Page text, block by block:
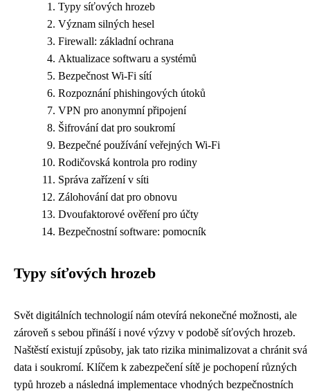
Typy síťových hrozeb
Význam silných hesel
Firewall: základní ochrana
Aktualizace softwaru a systémů
Bezpečnost Wi-Fi sítí
Rozpoznání phishingových útoků
VPN pro anonymní připojení
Šifrování dat pro soukromí
Bezpečné používání veřejných Wi-Fi
Rodičovská kontrola pro rodiny
Správa zařízení v síti
Zálohování dat pro obnovu
Dvoufaktorové ověření pro účty
Bezpečnostní software: pomocník
Typy síťových hrozeb
Svět digitálních technologií nám otevírá nekonečné možnosti, ale
zároveň s sebou přináší i nové výzvy v podobě síťových hrozeb.
Naštěstí existují způsoby, jak tato rizika minimalizovat a chránit svá
data i soukromí. Klíčem k zabezpečení sítě je pochopení různých
typů hrozeb a následná implementace vhodných bezpečnostních